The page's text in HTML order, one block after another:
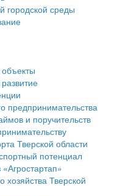
области
округа
ранее учтенных
малого и
малого и
городской среды
предпринимательства
и поручительств
Тверской области
потенциал
хозяйства Тверской